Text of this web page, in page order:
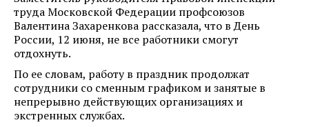
труда Московской Федерации профсоюзов
Валентина Захаренкова рассказала, что в День
России, 12 июня, не все работники смогут
отдохнуть.
По ее словам, работу в праздник продолжат
сотрудники со сменным графиком и занятые в
непрерывно действующих организациях и
экстренных службах.